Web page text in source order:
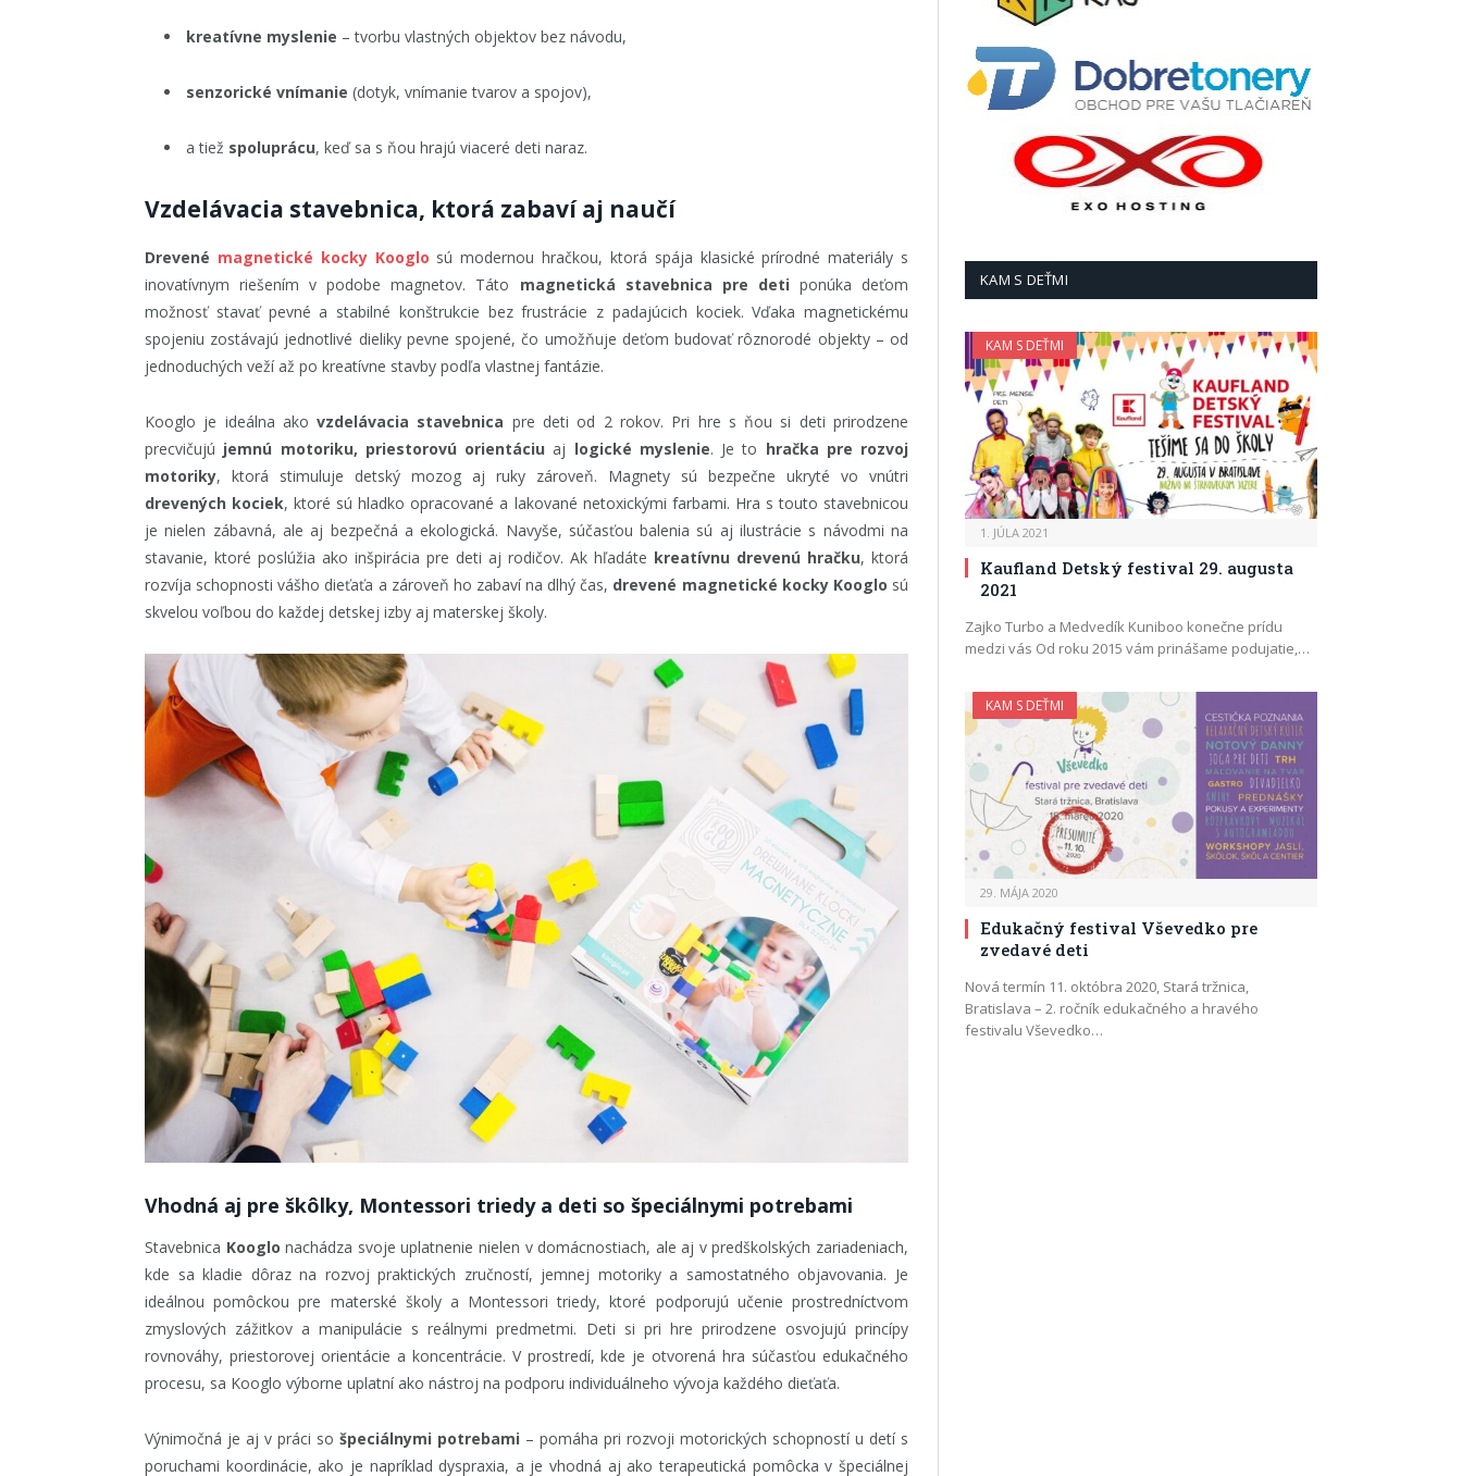
kreatívne myslenie – tvorbu vlastných objektov bez návodu,
senzorické vnímanie (dotyk, vnímanie tvarov a spojov),
a tiež spoluprácu, keď sa s ňou hrajú viaceré deti naraz.
Vzdelávacia stavebnica, ktorá zabaví aj naučí
Drevené magnetické kocky Kooglo sú modernou hračkou, ktorá spája klasické prírodné materiály s
inovatívnym riešením v podobe magnetov. Táto magnetická stavebnica pre deti ponúka deťom
možnosť stavať pevné a stabilné konštrukcie bez frustrácie z padajúcich kociek. Vďaka magnetickému
spojeniu zostávajú jednotlivé dieliky pevne spojené, čo umožňuje deťom budovať rôznorodé objekty – od
jednoduchých veží až po kreatívne stavby podľa vlastnej fantázie.
Kooglo je ideálna akovzdelávacia stavebnica pre deti od 2 rokov. Pri hre s ňou si deti prirodzene
precvičujú jemnú motoriku, priestorovú orientáciu aj logické myslenie. Je to hračka pre rozvoj
motoriky, ktorá stimuluje detský mozog aj ruky zároveň. Magnety sú bezpečne ukryté vo vnútri
drevených kociek, ktoré sú hladko opracované a lakované netoxickými farbami. Hra s touto stavebnicou
je nielen zábavná, ale aj bezpečná a ekologická. Navyše, súčasťou balenia sú aj ilustrácie s návodmi na
stavanie, ktoré poslúžia ako inšpirácia pre deti aj rodičov. Ak hľadáte kreatívnu drevenú hračku, ktorá
rozvíja schopnosti vášho dieťaťa a zároveň ho zabaví na dlhý čas, drevené magnetické kocky Kooglo sú
skvelou voľbou do každej detskej izby aj materskej školy.
Vhodná aj pre škôlky, Montessori triedy a deti so špeciálnymi potrebami
Stavebnica Kooglo nachádza svoje uplatnenie nielen v domácnostiach, ale aj v predškolských zariadeniach,
kde sa kladie dôraz na rozvoj praktických zručností, jemnej motoriky a samostatného objavovania. Je
ideálnou pomôckou pre materské školy a Montessori triedy, ktoré podporujú učenie prostredníctvom
zmyslových zážitkov a manipulácie s reálnymi predmetmi. Deti si pri hre prirodzene osvojujú princípy
rovnováhy, priestorovej orientácie a koncentrácie. V prostredí, kde je otvorená hra súčasťou edukačného
procesu, sa Kooglo výborne uplatní ako nástroj na podporu individuálneho vývoja každého dieťaťa.
Výnimočná je aj v práci so špeciálnymi potrebami – pomáha pri rozvoji motorických schopností u detí s
poruchami koordinácie, ako je napríklad dyspraxia, a je vhodná aj ako terapeutická pomôcka v špeciálnej
KAM S DEŤMI
KAM S DEŤMI
1. JÚLA 2021
Kaufland Detský festival 29. augusta
2021
Zajko Turbo a Medvedík Kuniboo konečne prídu
medzi vás Od roku 2015 vám prinášame podujatie,…
KAM S DEŤMI
29. MÁJA 2020
Edukačný festival Vševedko pre
zvedavé deti
Nová termín 11. októbra 2020, Stará tržnica,
Bratislava – 2. ročník edukačného a hravého
festivalu Vševedko…